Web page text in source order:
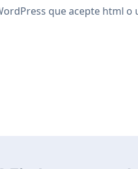
que acepte html o